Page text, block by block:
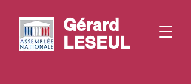
Gérard
LESEUL